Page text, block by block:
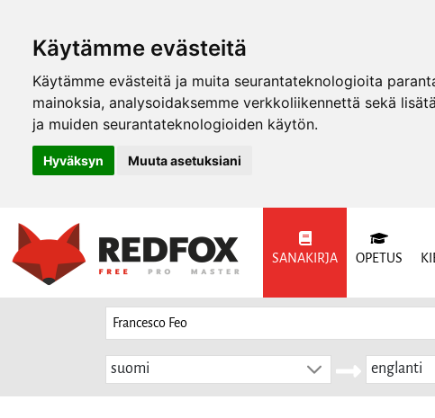
Käytämme evästeitä
Käytämme evästeitä ja muita seurantateknologioita
mainoksia, analysoidaksemme verkkoliikennettä sekä
ja muiden seurantateknologioiden käytön.
Hyväksyn Muuta asetuksiani
SANAKIRJA OPETUS
suomi englanti